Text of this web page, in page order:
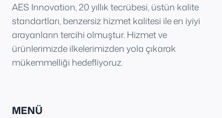
AES Innovation, 20 yıllık tecrübesi, üstün kalite
standartları, benzersiz hizmet kalitesi ile en iyiyi
arayanların tercihi olmuştur. Hizmet ve
ürünlerimizde ilkelerimizden yola çıkarak
mükemmelliği hedefliyoruz.
MENÜ